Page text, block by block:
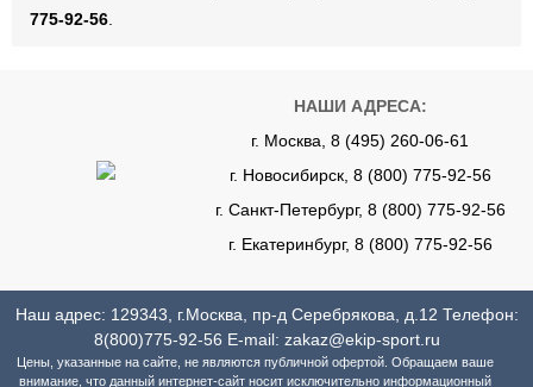
775-92-56.
НАШИ АДРЕСА:
г. Москва, 8 (495) 260-06-61
г. Новосибирск, 8 (800) 775-92-56
г. Санкт-Петербург, 8 (800) 775-92-56
г. Екатеринбург, 8 (800) 775-92-56
Наш адрес: 129343, г.Москва, пр-д Серебрякова, д.12 Телефон:
8(800)775-92-56 E-mail: zakaz@ekip-sport.ru
Цены, указанные на сайте, не являются публичной офертой. Обращаем ваше
внимание, что данный интернет-сайт носит исключительно информационный